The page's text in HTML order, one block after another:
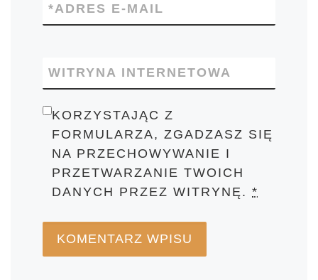
ADRES E-MAIL
*
WITRYNA INTERNETOWA
KORZYSTAJĄC Z
FORMULARZA, ZGADZASZ SIĘ
NA PRZECHOWYWANIE I
PRZETWARZANIE TWOICH
DANYCH PRZEZ WITRYNĘ.*